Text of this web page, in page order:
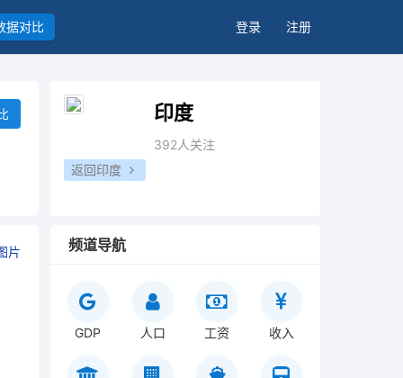
据对比 登录 注册
片
印度
392人关注
返回印度
频道导航
GDP 人口 工资 收入